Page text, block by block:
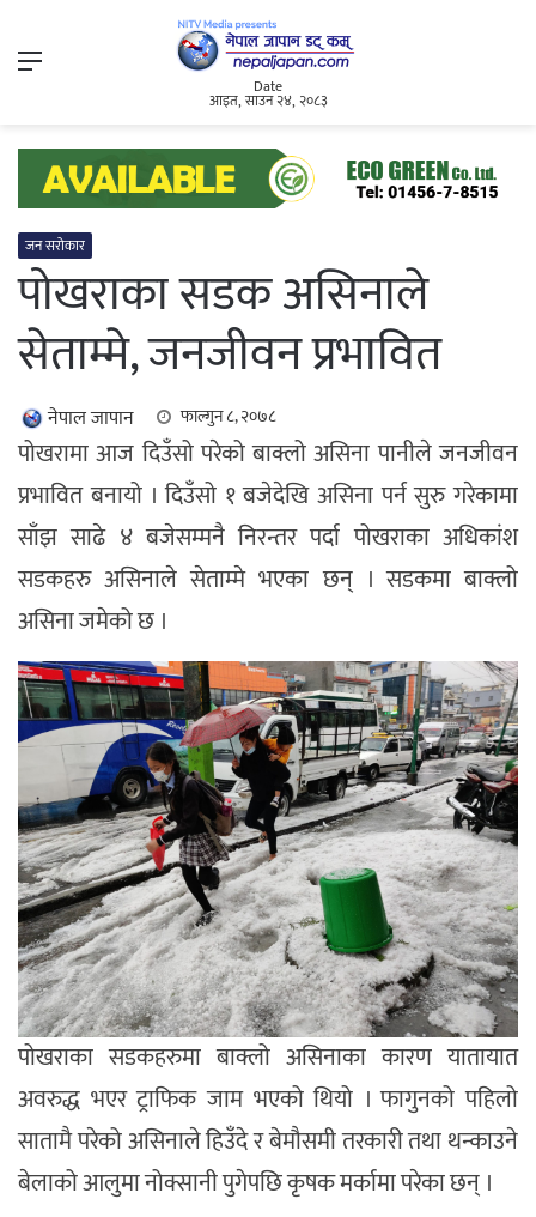
Menu
Date
आइत, साउन २४, २०८३
जन सरोकार
पोखराका सडक असिनाले
सेताम्मे, जनजीवन प्रभावित
नेपाल जापान फाल्गुन ८, २०७८
पोखरामा आज दिउँसो परेको बाक्लो असिना पानीले जनजीवन
प्रभावित बनायो । दिउँसो १ बजेदेखि असिना पर्न सुरु गरेकामा
साँझ साढे ४ बजेसम्मनै निरन्तर पर्दा पोखराका अधिकांश
सडकहरु असिनाले सेताम्मे भएका छन् । सडकमा बाक्लो
असिना जमेको छ ।
पोखराका सडकहरुमा बाक्लो असिनाका कारण यातायात
अवरुद्ध भएर ट्राफिक जाम भएको थियो । फागुनको पहिलो
सातामै परेको असिनाले हिउँदे र बेमौसमी तरकारी तथा थन्काउने
बेलाको आलुमा नोक्सानी पुगेपछि कृषक मर्कामा परेका छन् ।